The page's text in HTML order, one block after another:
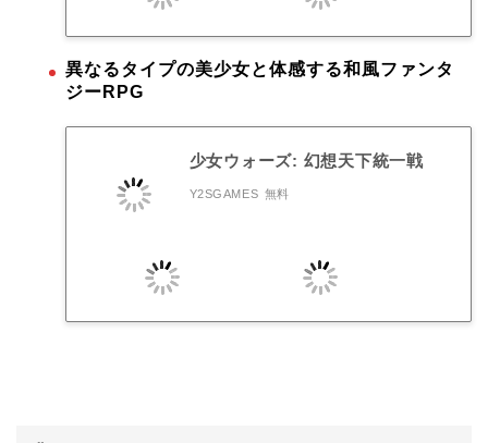
異なるタイプの美少女と体感する和風ファンタ
ジーRPG
少女ウォーズ: 幻想天下統一戦
Y2SGAMES 無料